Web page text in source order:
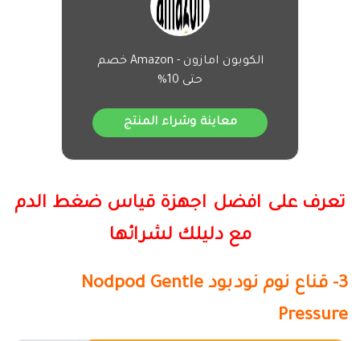
الكوبون امازون - Amazon خصم
حتى 10%
معاينة وشراء المنتج
تعرف على افضل اجهزة قياس ضغط الدم
مع دليلك لشرائها
3- قناع نوم نودبود
Nodpod Gentle
Pressure